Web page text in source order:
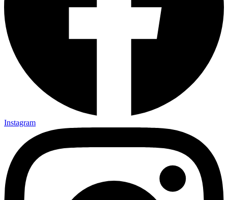
Instagram